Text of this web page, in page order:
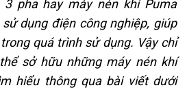
pha hay máy nén khí Puma
dụng điện công nghiệp, giúp
quá trình sử dụng. Vậy chỉ
sở hữu những máy nén khí
hiểu thông qua bài viết dưới